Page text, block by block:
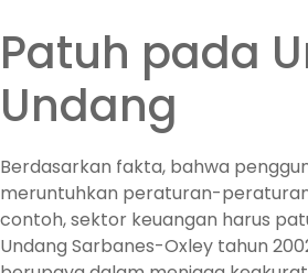
Patuh pada
Undang
Berdasarkan fakta, bahwa
meruntuhkan peraturan-peraturan
contoh, sektor keuangan harus
Undang Sarbanes-Oxley tahun